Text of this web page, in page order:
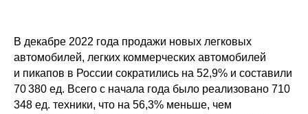
В декабре 2022 года продажи новых легковых
автомобилей, легких коммерческих автомобилей
и пикапов в России сократились на 52,9% и составили
70 380 ед. Всего с начала года было реализовано 710
348 ед. техники, что на 56,3% меньше, чем